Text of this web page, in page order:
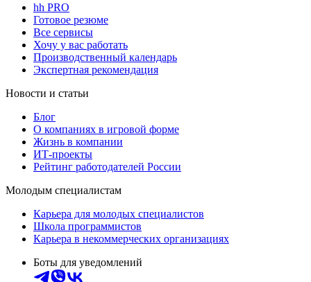
hh PRO
Готовое резюме
Все сервисы
Хочу у вас работать
Производственный календарь
Экспертная рекомендация
Новости и статьи
Блог
О компаниях в игровой форме
Жизнь в компании
ИТ-проекты
Рейтинг работодателей России
Молодым специалистам
Карьера для молодых специалистов
Школа программистов
Карьера в некоммерческих организациях
Боты для уведомлений